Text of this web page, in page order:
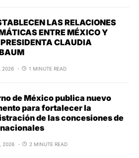
LAS RELACIONES
ENTRE MÉXICO Y
CLAUDIA
2026 1 MINUTE READ
de México publica nuevo
para fortalecer la
de las concesiones de
2026 2 MINUTE READ